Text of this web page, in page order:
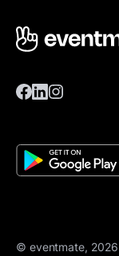
© eventmate, 2026